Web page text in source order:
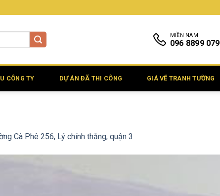
MIỀN NAM
096 8899 079
CÔNG TY DỰ ÁN ĐÃ THI CÔNG GIÁ VẼ TRANH TƯỜNG
Cà Phê 256, Lý chính thắng, quận 3